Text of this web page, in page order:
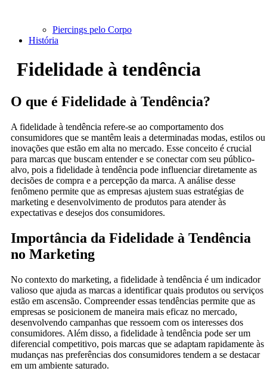
Piercings pelo Corpo
História
Fidelidade à tendência
O que é Fidelidade à Tendência?
A fidelidade à tendência refere-se ao comportamento dos
consumidores que se mantêm leais a determinadas modas, estilos ou
inovações que estão em alta no mercado. Esse conceito é crucial
para marcas que buscam entender e se conectar com seu público-
alvo, pois a fidelidade à tendência pode influenciar diretamente as
decisões de compra e a percepção da marca. A análise desse
fenômeno permite que as empresas ajustem suas estratégias de
marketing e desenvolvimento de produtos para atender às
expectativas e desejos dos consumidores.
Importância da Fidelidade à Tendência
no Marketing
No contexto do marketing, a fidelidade à tendência é um indicador
valioso que ajuda as marcas a identificar quais produtos ou serviços
estão em ascensão. Compreender essas tendências permite que as
empresas se posicionem de maneira mais eficaz no mercado,
desenvolvendo campanhas que ressoem com os interesses dos
consumidores. Além disso, a fidelidade à tendência pode ser um
diferencial competitivo, pois marcas que se adaptam rapidamente às
mudanças nas preferências dos consumidores tendem a se destacar
em um ambiente saturado.